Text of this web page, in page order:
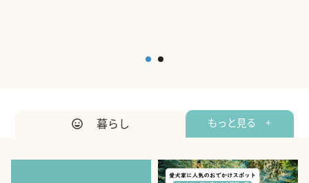
暮らし もっと見る +